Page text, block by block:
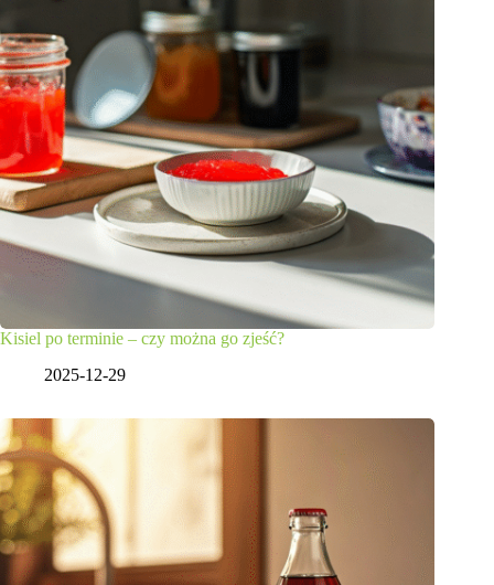
Kisiel po terminie – czy można go zjeść?
2025-12-29